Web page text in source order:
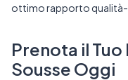
ottimo rapporto qualità-
Prenota il
Sousse Oggi